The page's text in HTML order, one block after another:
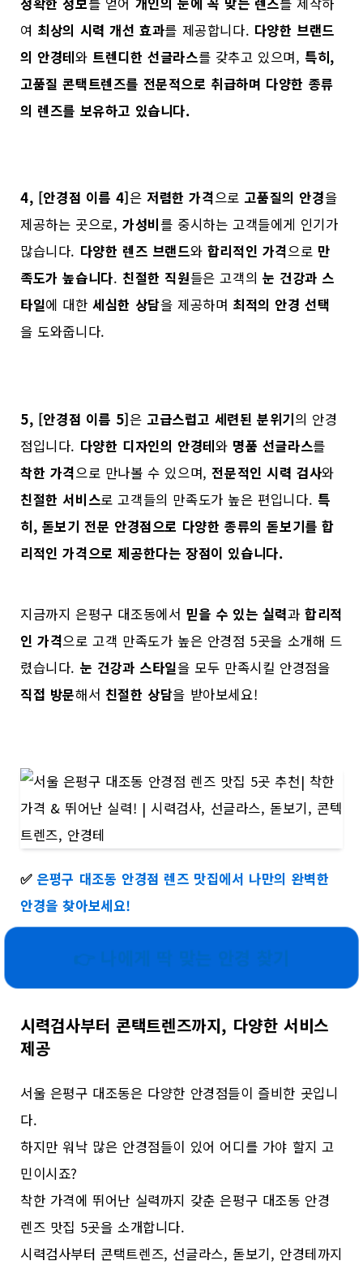
여 최상의 시력 개선 효과를 제공합니다. 다양한 브랜드
의 안경테와 트렌디한 선글라스를 갖추고 있으며, 특히,
고품질 콘택트렌즈를 전문적으로 취급하며 다양한 종류
의 렌즈를 보유하고 있습니다.
4, [안경점 이름 4]은저렴한 가격으로 고품질의 안경을
제공하는 곳으로, 가성비를 중시하는 고객들에게 인기가
많습니다. 다양한 렌즈 브랜드와 합리적인 가격으로 만
족도가 높습니다. 친절한 직원들은 고객의 눈 건강과 스
타일에 대한세심한 상담을 제공하며 최적의 안경 선택
을 도와줍니다.
5, [안경점 이름 5]은 고급스럽고 세련된 분위기의 안경
점입니다. 다양한 디자인의 안경테와 명품 선글라스를
착한 가격으로 만나볼 수 있으며,전문적인 시력 검사와
친절한 서비스로 고객들의 만족도가 높은 편입니다. 특
히, 돋보기 전문 안경점으로 다양한 종류의 돋보기를합
리적인 가격으로 제공한다는 장점이 있습니다.
지금까지 은평구 대조동에서 믿을 수 있는 실력과합리적
인 가격으로 고객 만족도가 높은 안경점 5곳을 소개해 드
렸습니다. 눈 건강과 스타일을 모두 만족시킬 안경점을
직접 방문해서 친절한 상담을 받아보세요!
✅ 은평구 대조동 안경점 렌즈 맛집에서 나만의 완벽한
안경을 찾아보세요!
시력검사부터 콘택트렌즈까지, 다양한 서비스
제공
서울 은평구 대조동은 다양한 안경점들이 즐비한 곳입니
다.
하지만 워낙 많은 안경점들이 있어 어디를 가야 할지 고
민이시죠?
착한 가격에 뛰어난 실력까지 갖춘 은평구 대조동 안경
렌즈 맛집 5곳을 소개합니다.
시력검사부터 콘택트렌즈, 선글라스, 돋보기, 안경테까지